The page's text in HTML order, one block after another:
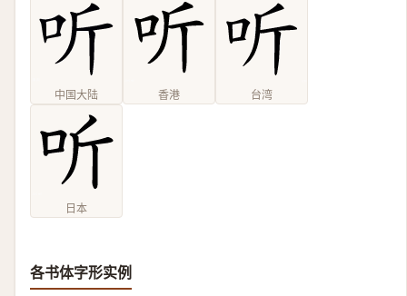
中国大陆 香港 台湾
日本
各书体字形实例